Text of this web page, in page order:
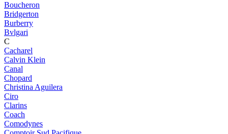
Boucheron
Bridgerton
Burberry
Bvlgari
C
Cacharel
Calvin Klein
Canal
Chopard
Christina Aguilera
Ciro
Clarins
Coach
Comodynes